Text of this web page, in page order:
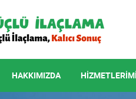
HAKKIMIZDA